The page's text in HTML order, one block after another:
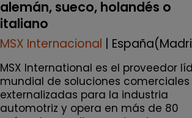
alemán, sueco, holandés o
italiano
MSX Internacional |
MSX International es el proveedor
mundial de soluciones comerciales
externalizadas para la industria
automotriz y opera en más de 80